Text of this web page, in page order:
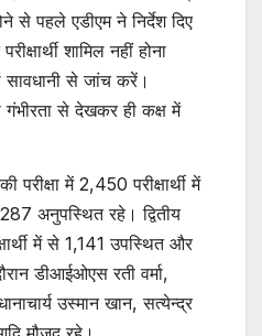
से पहले एडीएम ने निर्देश दिए
शामिल नहीं होना
सावधानी से जांच करें।
गंभीरता से देखकर ही कक्ष में
परीक्षा में 2,450 परीक्षार्थी में
अनुपस्थित रहे। द्वितीय
में से 1,141 उपस्थित और
डीआईओएस रती वर्मा,
उस्मान खान, सत्येन्द्र